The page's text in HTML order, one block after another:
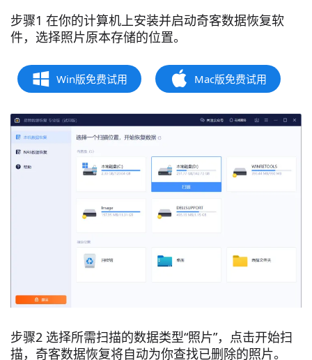
步骤1 在你的计算机上安装并启动奇客数据恢复软
件，选择照片原本存储的位置。
Win版免费试用 Mac版免费试用
步骤2 选择所需扫描的数据类型“照片”，点击开始扫
描，奇客数据恢复将自动为你查找已删除的照片。